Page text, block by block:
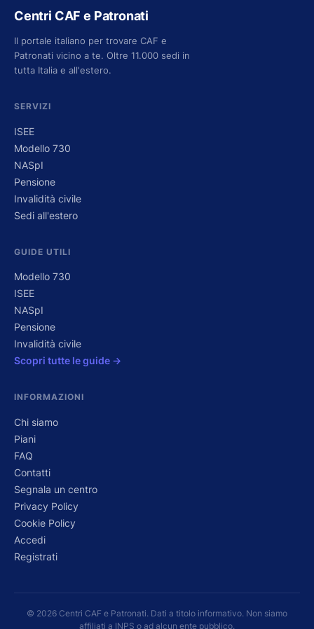
Centri CAF e Patronati
Il portale italiano per trovare CAF e
Patronati vicino a te. Oltre 11.000 sedi in
tutta Italia e all'estero.
SERVIZI
ISEE
Modello 730
NASpI
Pensione
Invalidità civile
Sedi all'estero
GUIDE UTILI
Modello 730
ISEE
NASpI
Pensione
Invalidità civile
Scopri tutte le guide →
INFORMAZIONI
Chi siamo
Piani
FAQ
Contatti
Segnala un centro
Privacy Policy
Cookie Policy
Accedi
Registrati
© 2026 Centri CAF e Patronati. Dati a titolo informativo. Non siamo
affiliati a INPS o ad alcun ente pubblico.